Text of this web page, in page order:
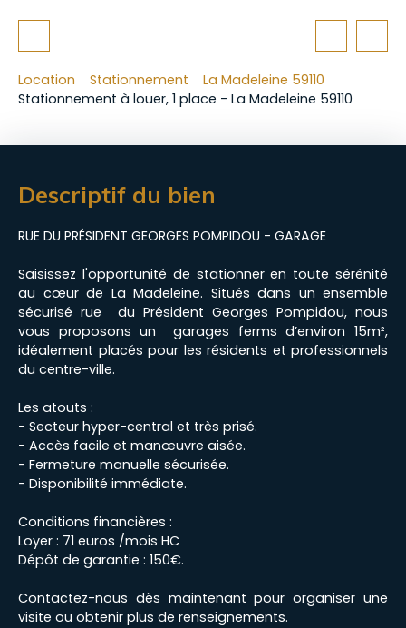
Location Stationnement
La Madeleine 59110
Stationnement à louer, 1 place - La Madeleine 59110
Descriptif du bien
RUE DU PRÉSIDENT GEORGES POMPIDOU - GARAGE
Saisissez l'opportunité de stationner en toute sérénité
au cœur de La Madeleine. Situés dans un ensemble
sécurisé rue du Président Georges Pompidou, nous
vous proposons un garages ferms d’environ 15m²,
idéalement placés pour les résidents et professionnels
du centre-ville.
Les atouts :
- Secteur hyper-central et très prisé.
- Accès facile et manœuvre aisée.
- Fermeture manuelle sécurisée.
- Disponibilité immédiate.
Conditions financières :
Loyer : 71 euros /mois HC
Dépôt de garantie : 150€.
Contactez-nous dès maintenant pour organiser une
visite ou obtenir plus de renseignements.